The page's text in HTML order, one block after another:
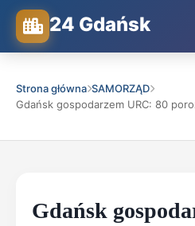
24 Gdańsk
Strona główna SAMORZĄD
Gdańsk gospodarzem URC: 80
Gdańsk